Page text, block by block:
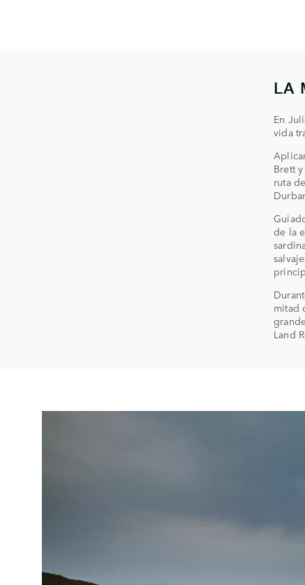
LA
En
vida
Brett
ruta
de la
mitad
Land